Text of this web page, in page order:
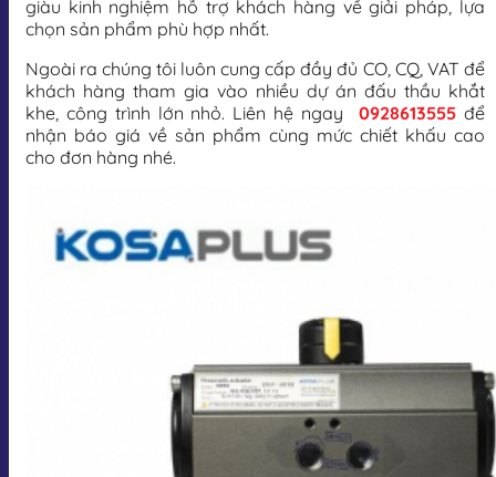
giàu kinh nghiệm hỗ trợ khách hàng về giải pháp, lựa
chọn sản phẩm phù hợp nhất.
Ngoài ra chúng tôi luôn cung cấp đầy đủ CO, CQ, VAT để
khách hàng tham gia vào nhiều dự án đấu thầu khắt
khe, công trình lớn nhỏ. Liên hệ ngay 0928613555 để
nhận báo giá về sản phẩm cùng mức chiết khấu cao
cho đơn hàng nhé.